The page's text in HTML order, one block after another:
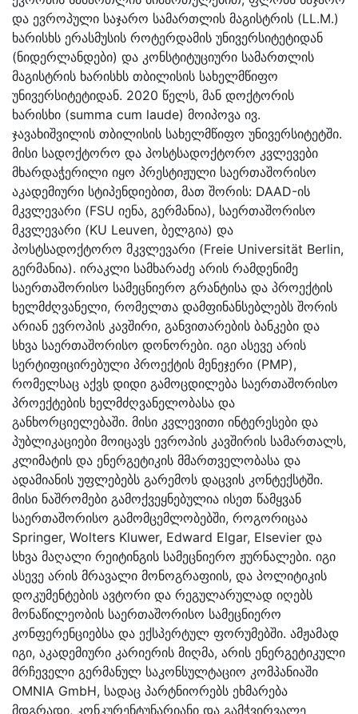
და ევროპული საჯარო სამართლის მაგისტრის (LL.M.)
ხარისხს ერასმუსის როტერდამის უნივერსიტეტიდან
(ნიდერლანდები) და კონსტიტუციური სამართლის
მაგისტრის ხარისხს თბილისის სახელმწიფო
უნივერსიტეტიდან. 2020 წელს, მან დოქტორის
ხარისხი (summa cum laude) მოიპოვა ივ.
ჯავახიშვილის თბილისის სახელმწიფო უნივერსიტეტში.
მისი სადოქტორო და პოსტსადოქტორო კვლევები
მხარდაჭერილი იყო პრესტიჟული საერთაშორისო
აკადემიური სტიპენდიებით, მათ შორის: DAAD-ის
მკვლევარი (FSU იენა, გერმანია), საერთაშორისო
მკვლევარი (KU Leuven, ბელგია) და
პოსტსადოქტორო მკვლევარი (Freie Universität Berlin,
გერმანია). ირაკლი სამხარაძე არის რამდენიმე
საერთაშორისო სამეცნიერო გრანტისა და პროექტის
ხელმძღვანელი, რომელთა დამფინანსებლებს შორის
არიან ევროპის კავშირი, განვითარების ბანკები და
სხვა საერთაშორისო დონორები. იგი ასევე არის
სერტიფიცირებული პროექტის მენეჯერი (PMP),
რომელსაც აქვს დიდი გამოცდილება საერთაშორისო
პროექტების ხელმძღვანელობასა და
განხორციელებაში. მისი კვლევითი ინტერესები და
პუბლიკაციები მოიცავს ევროპის კავშირის სამართალს,
კლიმატის და ენერგეტიკის მმართველობასა და
ადამიანის უფლებებს გარემოს დაცვის კონტექსტში.
მისი ნაშრომები გამოქვეყნებულია ისეთ წამყვან
საერთაშორისო გამომცემლობებში, როგორიცაა
Springer, Wolters Kluwer, Edward Elgar, Elsevier და
სხვა მაღალი რეიტინგის სამეცნიერო ჟურნალები. იგი
ასევე არის მრავალი მონოგრაფიის, და პოლიტიკის
დოკუმენტების ავტორი და რეგულარულად იღებს
მონაწილეობის საერთაშორისო სამეცნიერო
კონფერენციებსა და ექსპერტულ ფორუმებში. ამჟამად
იგი, აკადემიური კარიერის მიღმა, არის ენერგეტიკული
მრჩეველი გერმანულ საკონსულტაციო კომპანიაში
OMNIA GmbH, სადაც პარტნიორებს ეხმარება
მდგრადი, კონკურენტუნარიანი და გამჭვირვალე